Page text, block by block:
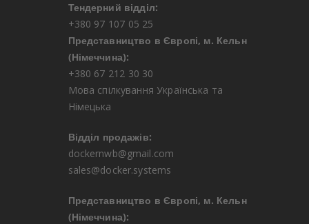
Тендерний відділ:
+380 97 107 05 25
Представництво в Європі, м. Кельн
(Німеччина):
+380 67 212 30 30
Мова спілкування Українська та
Німецька
Відділ продажів:
dockernwb@gmail.com
sales@docker.systems
Представництво в Європі, м. Кельн
(Німеччина):